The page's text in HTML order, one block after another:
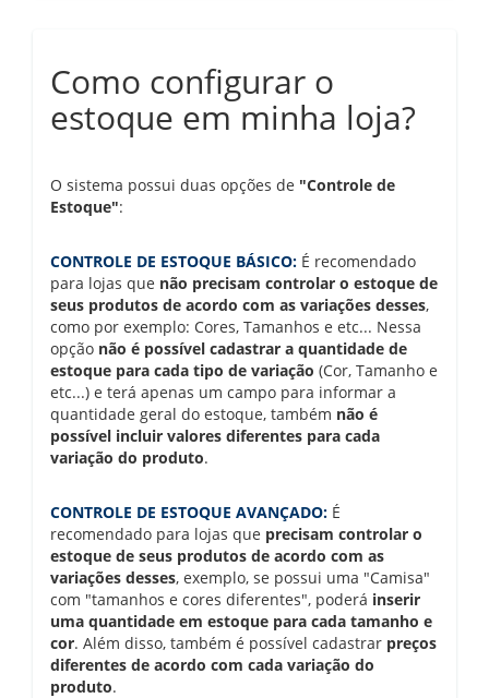
Como configurar o
estoque em minha loja?
O sistema possui duas opções de "Controle de
Estoque":
CONTROLE DE ESTOQUE BÁSICO: É recomendado
para lojas que não precisam controlar o estoque de
seus produtos de acordo com as variações desses,
como por exemplo: Cores, Tamanhos e etc... Nessa
opção não é possível cadastrar a quantidade de
estoque para cada tipo de variação (Cor, Tamanho e
etc...) e terá apenas um campo para informar a
quantidade geral do estoque, também não é
possível incluir valores diferentes para cada
variação do produto.
CONTROLE DE ESTOQUE AVANÇADO: É
recomendado para lojas que precisam controlar o
estoque de seus produtos de acordo com as
variações desses, exemplo, se possui uma "Camisa"
com "tamanhos e cores diferentes", poderá inserir
uma quantidade em estoque para cada tamanho e
cor. Além disso, também é possível cadastrar preços
diferentes de acordo com cada variação do
produto.